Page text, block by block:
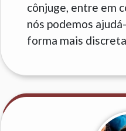
cônjuge, entre em
nós podemos
forma mais